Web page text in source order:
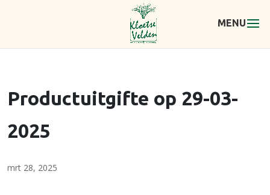
Productuitgifte op 29-03-
2025
mrt 28, 2025